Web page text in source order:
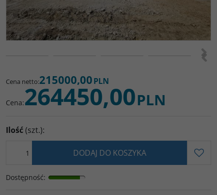
<
Cena netto:215000,00PLN
Cena:264450,00PLN
Ilość(szt.):
DODAJ DO KOSZYKA
Dostępność: